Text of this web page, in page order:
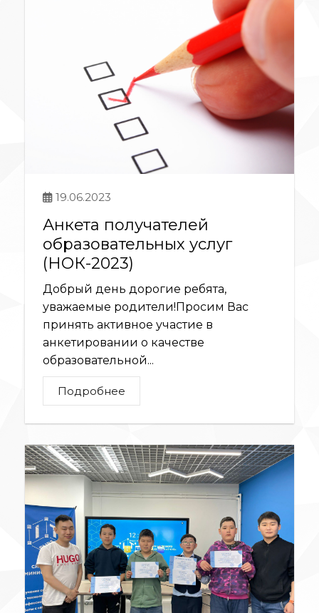
19.06.2023
Анкета получателей
образовательных услуг
(НОК-2023)
Добрый день дорогие ребята,
уважаемые родители!Просим Вас
принять активное участие в
анкетировании о качестве
образовательной...
Подробнее